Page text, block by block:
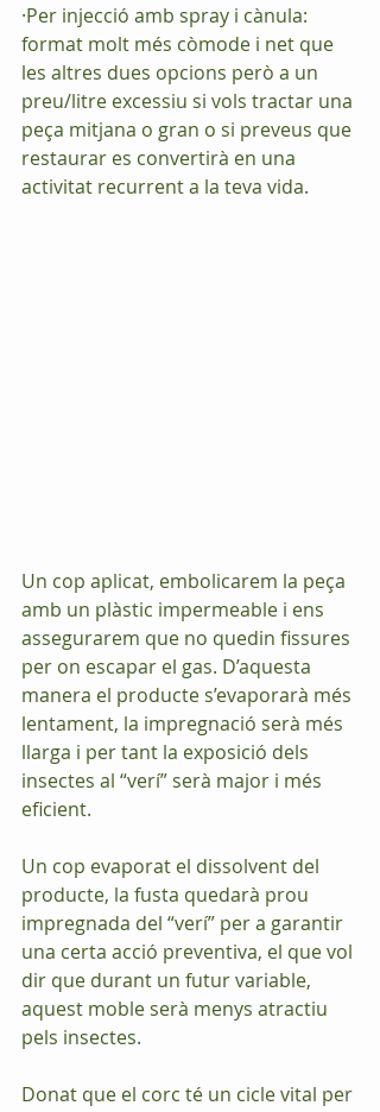
·Per injecció amb spray i cànula:
format molt més còmode i net que
les altres dues opcions però a un
preu/litre excessiu si vols tractar una
peça mitjana o gran o si preveus que
restaurar es convertirà en una
activitat recurrent a la teva vida.
Un cop aplicat, embolicarem la peça
amb un plàstic impermeable i ens
assegurarem que no quedin fissures
per on escapar el gas. D’aquesta
manera el producte s’evaporarà més
lentament, la impregnació serà més
llarga i per tant la exposició dels
insectes al “verí” serà major i més
eficient.
Un cop evaporat el dissolvent del
producte, la fusta quedarà prou
impregnada del “verí” per a garantir
una certa acció preventiva, el que vol
dir que durant un futur variable,
aquest moble serà menys atractiu
pels insectes.
Donat que el corc té un cicle vital per